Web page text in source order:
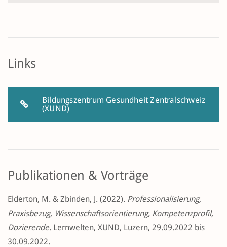
Links
Bildungszentrum Gesundheit Zentralschweiz
(XUND)
Publikationen & Vorträge
Elderton, M. & Zbinden, J. (2022). Professionalisierung,
Praxisbezug, Wissenschaftsorientierung, Kompetenzprofil,
Dozierende. Lernwelten, XUND, Luzern, 29.09.2022 bis
30.09.2022.